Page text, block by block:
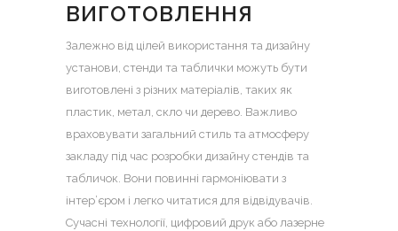
ВИГОТОВЛЕННЯ
Залежно від цілей використання та дизайну
установи, стенди та таблички можуть бути
виготовлені з різних матеріалів, таких як
пластик, метал, скло чи дерево. Важливо
враховувати загальний стиль та атмосферу
закладу під час розробки дизайну стендів та
табличок. Вони повинні гармоніювати з
інтер’єром і легко читатися для відвідувачів.
Сучасні технології, цифровий друк або лазерне